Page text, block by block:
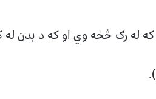
له رګ څخه وي او که د بدن